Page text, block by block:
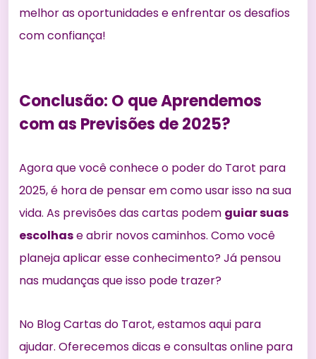
melhor as oportunidades e enfrentar os desafios
com confiança!
Conclusão: O que Aprendemos
com as Previsões de 2025?
Agora que você conhece o poder do Tarot para
2025, é hora de pensar em como usar isso na sua
vida. As previsões das cartas podem guiar suas
escolhase abrir novos caminhos. Como você
planeja aplicar esse conhecimento? Já pensou
nas mudanças que isso pode trazer?
No Blog Cartas do Tarot, estamos aqui para
ajudar. Oferecemos dicas e consultas online para